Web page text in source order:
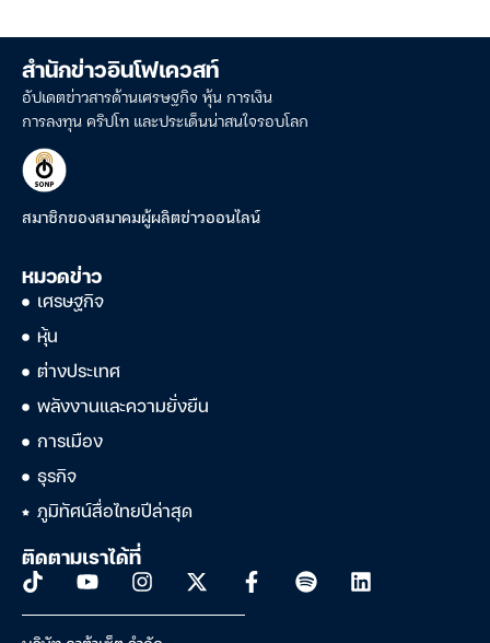
สำนักข่าวอินโฟเควสท์
อัปเดตข่าวสารด้านเศรษฐกิจ หุ้น การเงิน
การลงทุน คริปโท และประเด็นน่าสนใจรอบโลก
สมาชิกของสมาคมผู้ผลิตข่าวออนไลน์
หมวดข่าว
เศรษฐกิจ
หุ้น
ต่างประเทศ
พลังงานและความยั่งยืน
การเมือง
ธุรกิจ
ภูมิทัศน์สื่อไทยปีล่าสุด
ติดตามเราได้ที่